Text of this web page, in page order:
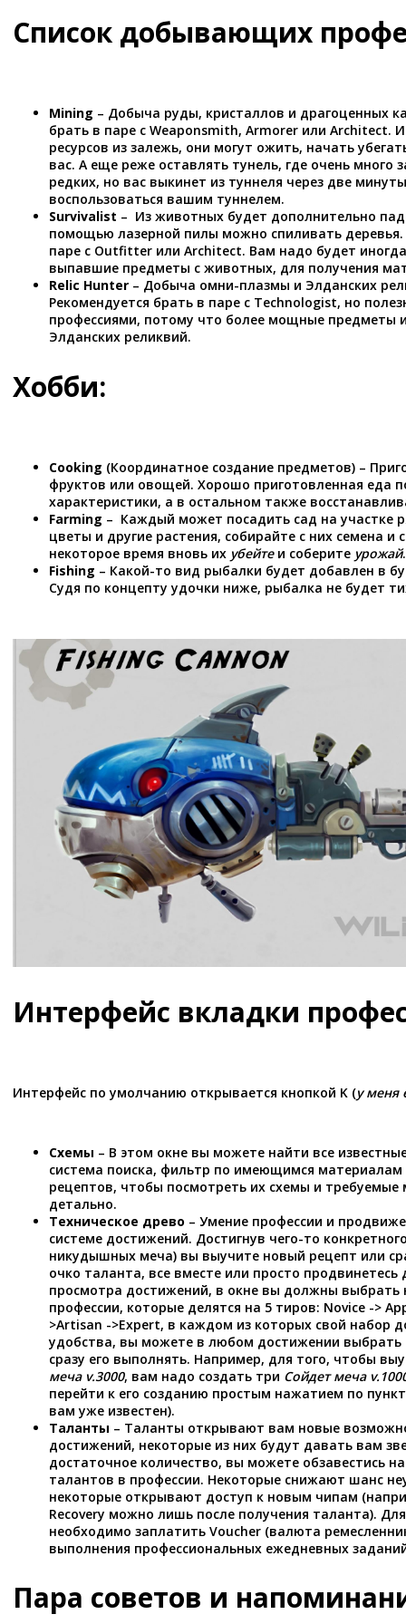
Список добывающих
Mining – Добыча руды, кристаллов и драгоценных
брать в паре с Weaponsmith, Armorer или Architect.
ресурсов из залежь, они могут ожить, начать
вас. А еще реже оставлять тунель, где очень много
редких, но вас выкинет из туннеля через две
воспользоваться вашим туннелем.
Survivalist – Из животных будет дополнительно
помощью лазерной пилы можно спиливать деревья.
паре с Outfitter или Architect. Вам надо будет
выпавшие предметы с животных, для получения
Relic Hunter – Добыча омни-плазмы и Элданских
Рекомендуется брать в паре с Technologist, но
профессиями, потому что более мощные предметы
Элданских реликвий.
Хобби:
Cooking (Координатное создание предметов) –
фруктов или овощей. Хорошо приготовленная еда
характеристики, а в остальном также
Farming – Каждый может посадить сад на участке
цветы и другие растения, собирайте с них семена и
некоторое время вновь их убейтеи соберите урожай.
Fishing – Какой-то вид рыбалки будет добавлен в
Судя по концепту удочки ниже, рыбалка не будет
Интерфейс вкладки
Интерфейс по умолчанию открывается кнопкой K (у меня
Схемы – В этом окне вы можете найти все
система поиска, фильтр по имеющимся материалам
рецептов, чтобы посмотреть их схемы и требуемые
детально.
Техническое древо – Умение профессии и
системе достижений. Достигнув чего-то
никудышных меча) вы выучите новый рецепт или
очко таланта, все вместе или просто продвинетесь
просмотра достижений, в окне вы должны
профессии, которые делятся на 5 тиров: Novice ->
>Artisan ->Expert, в каждом из которых свой набор
удобства, вы можете в любом достижении выбрать
сразу его выполнять. Например, для того, чтобы
меча v.3000, вам надо создать три Сойдет меча
перейти к его созданию простым нажатием по
вам уже известен).
Таланты – Таланты открывают вам новые
достижений, некоторые из них будут давать вам
достаточное количество, вы можете обзавестись
талантов в профессии. Некоторые снижают шанс
некоторые открывают доступ к новым чипам
Recovery можно лишь после получения таланта).
необходимо заплатить Voucher (валюта
выполнения профессиональных ежедневных
Пара советов и